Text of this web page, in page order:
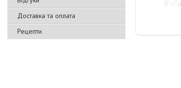
Доставка та оплата
Рецепти